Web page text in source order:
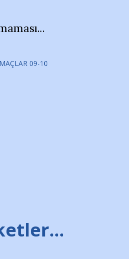
MAÇLAR 09-10